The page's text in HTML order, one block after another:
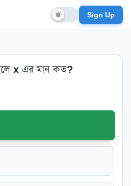
Sign Up
x এর মান কত?